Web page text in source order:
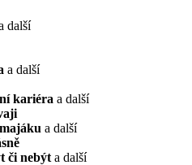
další
a další
kariéra a další
a další
či nebýt a další